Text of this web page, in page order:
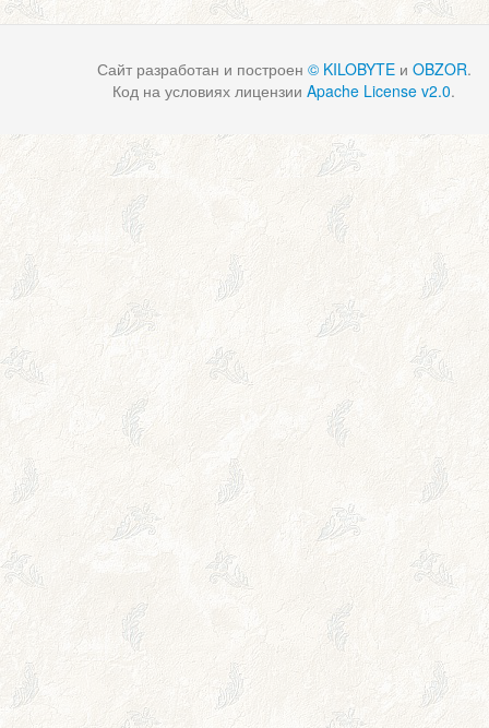
Сайт разработан и построен © KILOBYTEи OBZOR.
Код на условиях лицензии Apache License v2.0.